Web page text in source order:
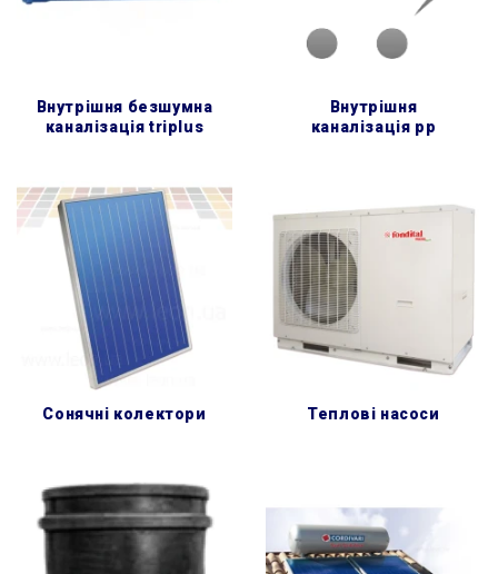
внутрішня безшумна
каналізація triplus
внутрішня
каналізація pp
сонячні колектори теплові насоси